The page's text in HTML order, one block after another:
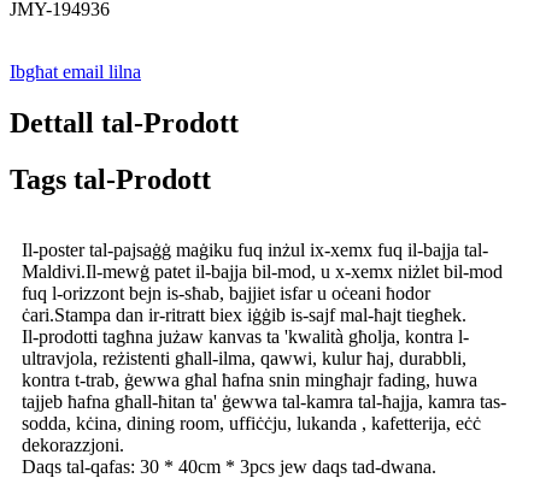
JMY-194936
Ibgħat email lilna
Dettall tal-Prodott
Tags tal-Prodott
Il-poster tal-pajsaġġ maġiku fuq inżul ix-xemx fuq il-bajja tal-
Maldivi.Il-mewġ patet il-bajja bil-mod, u x-xemx niżlet bil-mod
fuq l-orizzont bejn is-sħab, bajjiet isfar u oċeani ħodor
ċari.Stampa dan ir-ritratt biex iġġib is-sajf mal-ħajt tiegħek.
Il-prodotti tagħna jużaw kanvas ta 'kwalità għolja, kontra l-
ultravjola, reżistenti għall-ilma, qawwi, kulur ħaj, durabbli,
kontra t-trab, ġewwa għal ħafna snin mingħajr fading, huwa
tajjeb ħafna għall-ħitan ta' ġewwa tal-kamra tal-ħajja, kamra tas-
sodda, kċina, dining room, uffiċċju, lukanda , kafetterija, eċċ
dekorazzjoni.
Daqs tal-qafas: 30 * 40cm * 3pcs jew daqs tad-dwana.